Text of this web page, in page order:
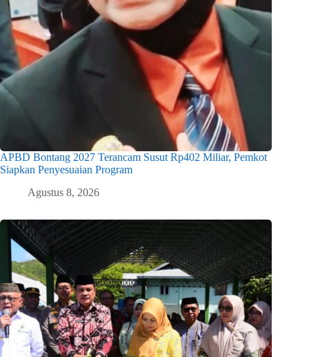
APBD Bontang 2027 Terancam Susut Rp402 Miliar, Pemkot
Siapkan Penyesuaian Program
Agustus 8, 2026